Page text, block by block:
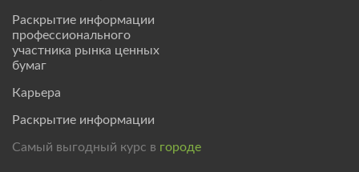
Раскрытие информации
профессионального
участника рынка ценных
бумаг
Карьера
Раскрытие информации
Самый выгодный курс в городе